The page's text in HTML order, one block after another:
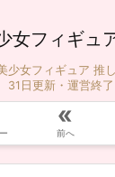
女フィギュ
少女フィギュア 推
31日更新・運営終了

前へ